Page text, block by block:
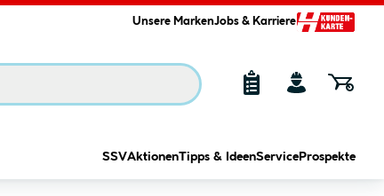
Unsere MarkenJobs & Karriere
SSVAktionenTipps & IdeenService Prospekte